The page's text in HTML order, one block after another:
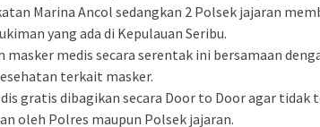
Marina Ancol sedangkan 2 Polsek jajaran
yang ada di Kepulauan Seribu.
masker medis secara serentak ini bersamaan
terkait masker.
gratis dibagikan secara Door to Door agar tidak
oleh Polres maupun Polsek jajaran.